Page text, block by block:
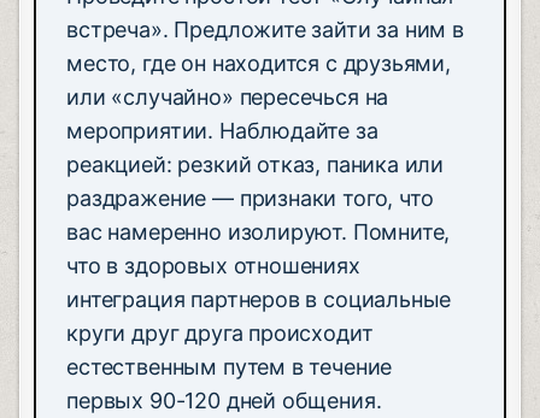
встреча». Предложите зайти за ним в
место, где он находится с друзьями,
или «случайно» пересечься на
мероприятии. Наблюдайте за
реакцией: резкий отказ, паника или
раздражение — признаки того, что
вас намеренно изолируют. Помните,
что в здоровых отношениях
интеграция партнеров в социальные
круги друг друга происходит
естественным путем в течение
первых 90-120 дней общения.